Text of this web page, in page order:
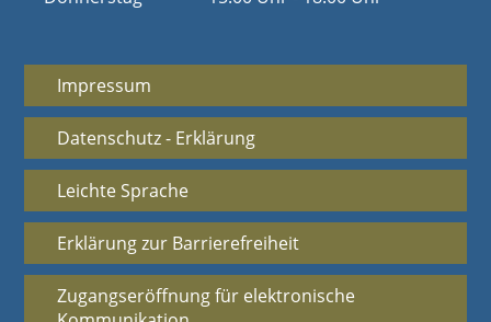
Impressum
Datenschutz - Erklärung
Leichte Sprache
Erklärung zur Barrierefreiheit
Zugangseröffnung für elektronische